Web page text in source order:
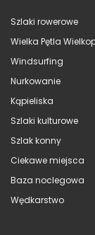
Szlaki rowerowe
Wielka Pętla
Windsurfing
Nurkowanie
Kąpieliska
Szlaki kulturowe
Szlak konny
Ciekawe miejsca
Baza noclegowa
Wędkarstwo